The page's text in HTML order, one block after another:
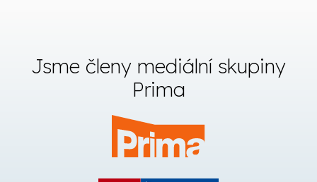
Jsme členy mediální skupiny
Prima